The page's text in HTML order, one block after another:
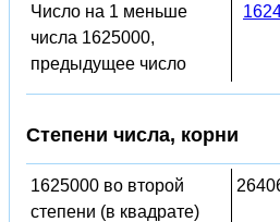
Число на 1 меньше
числа 1625000,
предыдущее число
Степени числа, корни
1625000 во второй
степени (в квадрате)